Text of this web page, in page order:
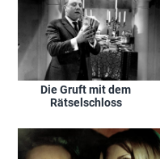
Die Gruft mit dem
Rätselschloss